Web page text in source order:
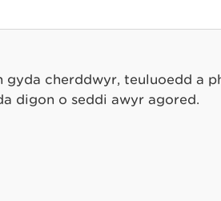
cherddwyr, teuluoedd a
digon o seddi awyr agored.